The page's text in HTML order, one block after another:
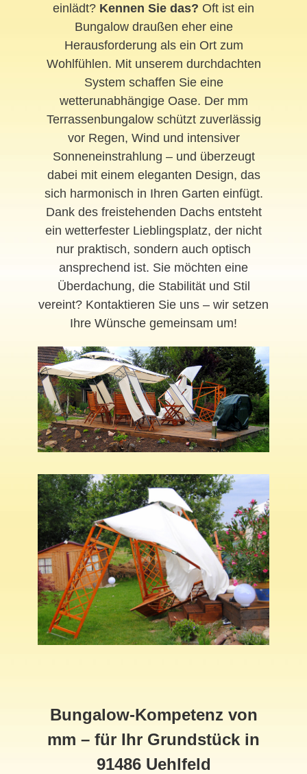
einlädt? Kennen Sie das? Oft ist ein
Bungalow draußen eher eine
Herausforderung als ein Ort zum
Wohlfühlen. Mit unserem durchdachten
System schaffen Sie eine
wetterunabhängige Oase. Der mm
Terrassenbungalow schützt zuverlässig
vor Regen, Wind und intensiver
Sonneneinstrahlung – und überzeugt
dabei mit einem eleganten Design, das
sich harmonisch in Ihren Garten einfügt.
Dank des freistehenden Dachs entsteht
ein wetterfester Lieblingsplatz, der nicht
nur praktisch, sondern auch optisch
ansprechend ist. Sie möchten eine
Überdachung, die Stabilität und Stil
vereint? Kontaktieren Sie uns – wir setzen
Ihre Wünsche gemeinsam um!
Bungalow-Kompetenz von
mm – für Ihr Grundstück in
91486 Uehlfeld